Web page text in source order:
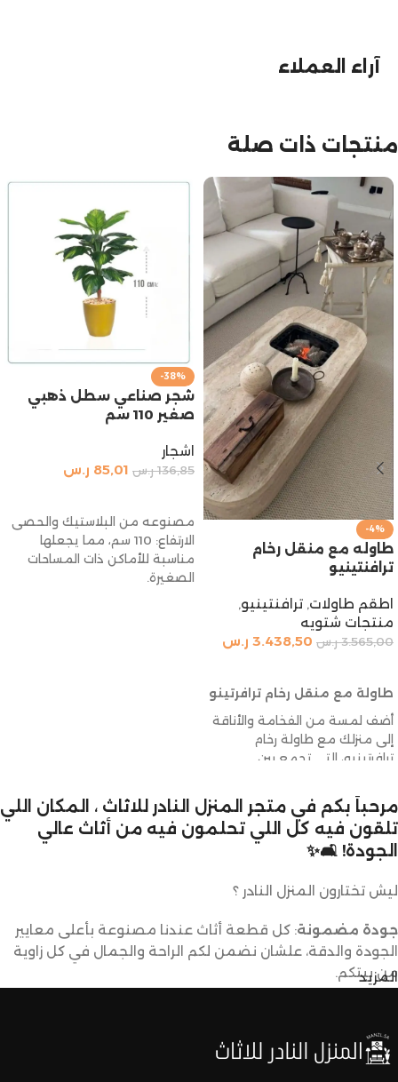
آراء العملاء
منتجات ذات صلة
-4%
طاوله مع منقل رخام
ترافنتينيو
اطقم طاولات, ترافنتينيو,
منتجات شتويه
3.565,00 ر.س 3.438,50 ر.س
طاولة مع منقل رخام ترافرتينو
أضف لمسة من الفخامة والأناقة
إلى منزلك مع طاولة رخام
ترافرتينيو، التي تجمع بين
العملية. إن طاولة الرخام الطبيعية
هذه ليست مجرد قطعة أثاث، بل
هي تعبير عن الذوق الرفيع
والاهتمام بالتفاصيل.
بالمقاسات التالية لجعلها مناسبة
للاستخدام في مختلف المساحات:
الطول:120 سم
العرض:60 سم
الطاولة في غرفة الطعام، أو
الصالة، أو حتى في الهواء الطلق.
-38%
شجر صناعي سطل ذهبي
صغير 110 سم
اشجار
136,85 ر.س 85,01 ر.س
مصنوعه من البلاستيك والحصى
الارتفاع: 110 سم، مما يجعلها
مناسبة للأماكن ذات المساحات
الصغيرة.
مرحباً بكم في متجر المنزل النادر للاثاث ، المكان اللي
تلقون فيه كل اللي تحلمون فيه من أثاث عالي
الجودة! 🛋️✨
ليش تختارون المنزل النادر ؟
جودة مضمونة: كل قطعة أثاث عندنا مصنوعة بأعلى معايير
الجودة والدقة، علشان نضمن لكم الراحة والجمال في كل زاوية
من بيتكم.
الأذواق والديكورات. ما راح تحتاجون تدورون كثير علشان تلقون
اللي يعجبكم.
المزيد